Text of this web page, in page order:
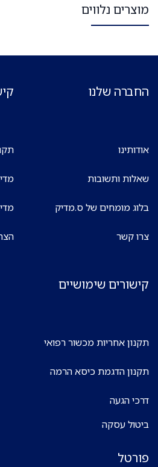
מוצרים נלווים
החברה שלנו
אודותינו
שאלות ותשובות
בלוג מומחים של ס.מדיק
צרו קשר
קישורים שימושיים
תקנון אחריות מכשור רפואי
תקנון הדגמת כיסא הרמה
דרכי הגעה
ביטול עסקה
פורטל